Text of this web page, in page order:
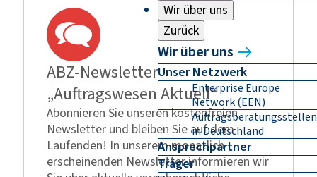
Wir über uns
Zurück
Wir über uns
Unser Netzwerk
Enterprise Europe
Network (EEN)
Auftragsberatungsstellen
in Deutschland
Ansprechpartner
Träger
ABZ-Newsletter
„Auftragswesen Aktuell“
Abonnieren Sie unseren kostenfreien
Newsletter und bleiben Sie auf dem
Laufenden! In unserem monatlich
erscheinenden Newsletter informieren wir